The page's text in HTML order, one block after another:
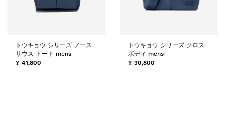
トウキョウ シリーズ ノース
サウス トート mens
¥ 41,800
トウキョウ シリーズ クロス
ボディ mens
¥ 30,800